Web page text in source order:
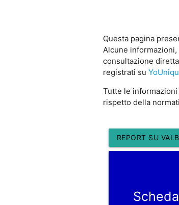
Questa pagina
Alcune informazioni,
consultazione
registrati su
Tutte le
rispetto della
REPORT SU